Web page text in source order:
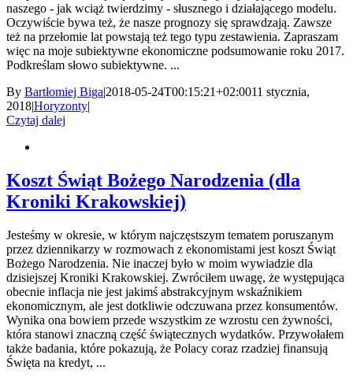
naszego - jak wciąż twierdzimy - słusznego i działającego modelu.
Oczywiście bywa też, że nasze prognozy się sprawdzają. Zawsze
też na przełomie lat powstają też tego typu zestawienia. Zapraszam
więc na moje subiektywne ekonomiczne podsumowanie roku 2017.
Podkreślam słowo subiektywne. ...
By Bartłomiej Biga|2018-05-24T00:15:21+02:0011 stycznia,
2018|Horyzonty|
Czytaj dalej
Koszt Świąt Bożego Narodzenia (dla
Kroniki Krakowskiej)
Jesteśmy w okresie, w którym najczęstszym tematem poruszanym
przez dziennikarzy w rozmowach z ekonomistami jest koszt Świąt
Bożego Narodzenia. Nie inaczej było w moim wywiadzie dla
dzisiejszej Kroniki Krakowskiej. Zwróciłem uwagę, że występująca
obecnie inflacja nie jest jakimś abstrakcyjnym wskaźnikiem
ekonomicznym, ale jest dotkliwie odczuwana przez konsumentów.
Wynika ona bowiem przede wszystkim ze wzrostu cen żywności,
która stanowi znaczną część świątecznych wydatków. Przywołałem
także badania, które pokazują, że Polacy coraz rzadziej finansują
Święta na kredyt, ...